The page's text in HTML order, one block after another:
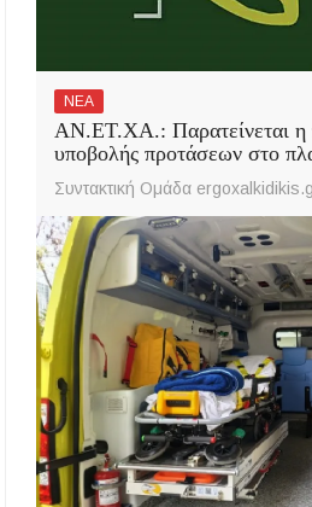
ΝΕΑ
ΑΝ.ΕΤ.ΧΑ.: Παρατείνεται η
υποβολής προτάσεων στο
Συντακτική Ομάδα